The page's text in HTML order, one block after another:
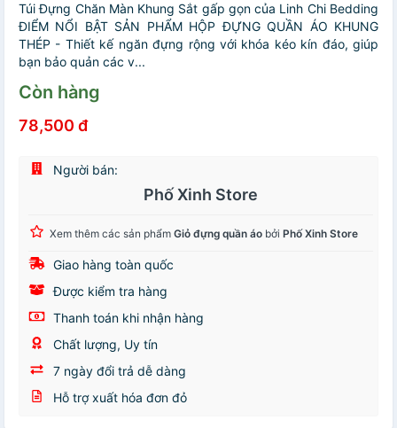
Túi Đựng Chăn Màn Khung Sắt gấp gọn của Linh Chi Bedding
ĐIỂM NỔI BẬT SẢN PHẨM HỘP ĐỰNG QUẦN ÁO KHUNG
THÉP - Thiết kế ngăn đựng rộng với khóa kéo kín đáo, giúp
bạn bảo quản các v...
Còn hàng
78,500 đ
Người bán:
Phố Xinh Store
Xem thêm các sản phẩm Giỏ đựng quần áo bởi Phố Xinh Store
Giao hàng toàn quốc
Được kiểm tra hàng
Thanh toán khi nhận hàng
Chất lượng, Uy tín
7 ngày đổi trả dễ dàng
Hỗ trợ xuất hóa đơn đỏ